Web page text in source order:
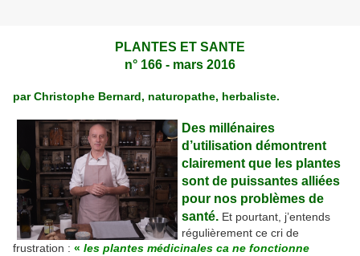
PLANTES ET SANTE
n° 166 - mars 2016
par Christophe Bernard, naturopathe, herbaliste.
Des millénaires
d’utilisation démontrent
clairement que les plantes
sont de puissantes alliées
pour nos problèmes de
santé. Et pourtant, j’entends
régulièrement ce cri de
frustration : « les plantes médicinales ca ne fonctionne